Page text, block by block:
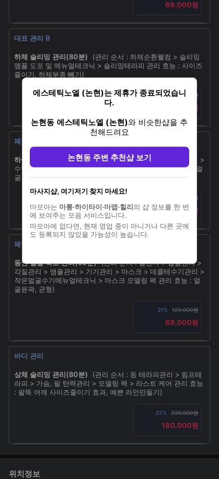
69,000원
대표 관리 B
하체 슬리밍 관리(80분)
(관리 순서 : 하체순환웰컴 > 슬리밍
앰플 도포 및 메뉴얼테크닉 > 슬리밍테라피 관리 효능 : 사이즈
줄이기, 하체부종 빼기)
34% 180,000원
119,000원
페이스 관리 A
하이푸 동안관리 1000샷(40분) (관리 순서 : 클렌징 > 체크 >
수딩 > 하이푸 2000샷 > 영양 라스트 케어 관리 효능 : 동안 얼
굴의 완성)
80,000원
80,000원
페이스 관리 B
동안 얼굴 축소 관리(60분) (관리 순서 : 클렌져 > 딥클렌져 >
각질관리 > 앰플관리 > 기기관리 > 마스크 > 데콜테수기관리 >
작은얼굴수기메뉴얼테크닉 > 마스크 모델링 팩 관리 효능 : 얼
굴윤곽, 균형)
31% 129,000원
89,000원
바디 관리
상체 슬리밍 관리(80분)
(관리 순서 : 등 테라피관리 > 림프테
라피 > 가슴, 팔 탄력관리 > 모델링 팩 > 라스트 케어 관리 효능
: 팔뚝 어깨 사이즈줄이기 효과, 예쁜 라인만들기)
22% 230,000원
180,000원
위치정보
에스테틱노엘 (논현)는 제휴가 종료되었습니
다.
논현동 에스테틱노엘 (논현)와 비슷한샵을 추
천해드려요
논현동 주변 추천샵 보기
마사지샵, 여기저기 찾지 마세요!
마모아는 마통·하이타이·마맵·힐리 의 샵 정보를 한 번
에 보여주는 모음 서비스입니다.
마모아에 없다면, 현재 영업 중이 아니거나 다른 곳에
도 등록되지 않았을 가능성이 높습니다.